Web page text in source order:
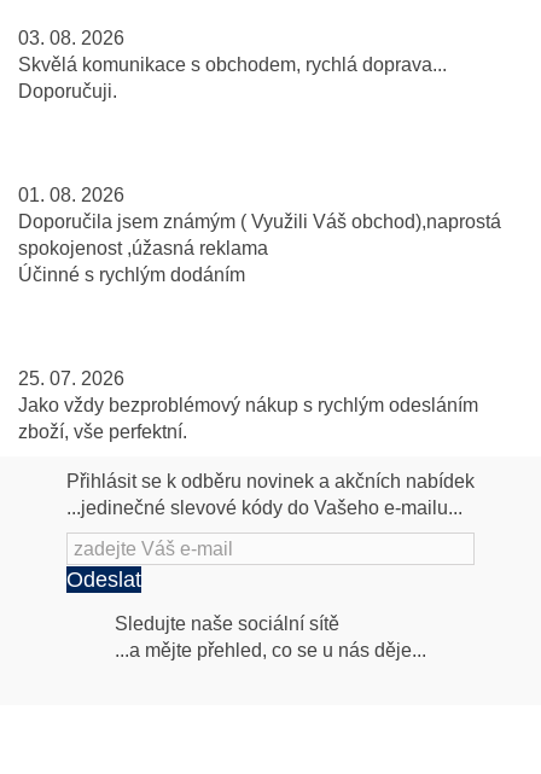
03. 08. 2026
Skvělá komunikace s obchodem, rychlá doprava...
Doporučuji.
01. 08. 2026
Doporučila jsem známým ( Využili Váš obchod),naprostá
spokojenost ,úžasná reklama
Účinné s rychlým dodáním
25. 07. 2026
Jako vždy bezproblémový nákup s rychlým odesláním
zboží, vše perfektní.
Přihlásit se k odběru novinek a akčních nabídek
...jedinečné slevové kódy do Vašeho e-mailu...
Odeslat
Následujte
Sledujte naše sociální sítě
...a mějte přehled, co se u nás děje...